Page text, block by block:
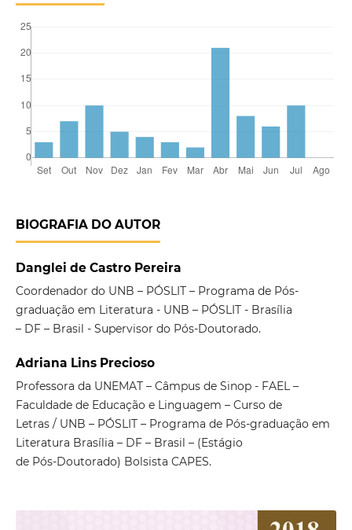
BIOGRAFIA DO AUTOR
Danglei de Castro Pereira
Coordenador do UNB – PÓSLIT – Programa de Pós-
graduação em Literatura - UNB – PÓSLIT - Brasília
– DF – Brasil - Supervisor do Pós-Doutorado.
Adriana Lins Precioso
Professora da UNEMAT – Câmpus de Sinop - FAEL –
Faculdade de Educação e Linguagem – Curso de
Letras / UNB – PÓSLIT – Programa de Pós-graduação em
Literatura Brasília – DF – Brasil – (Estágio
de Pós-Doutorado) Bolsista CAPES.